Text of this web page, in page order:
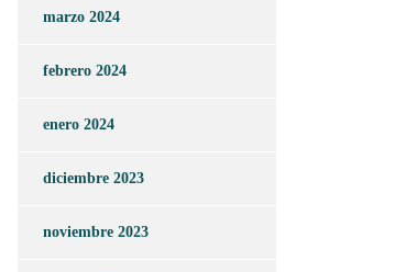
marzo 2024
febrero 2024
enero 2024
diciembre 2023
noviembre 2023